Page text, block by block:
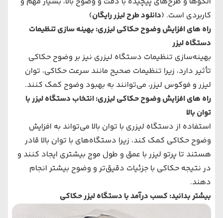
کاربردی است. (دانلود طرح لیزر رایگان)
راه های افزایش وضوح حکاکی لیزری: بهینه سازی تنظیمات
دستگاه لیزر
بهینه‌سازی تنظیمات دستگاه لیزری نیز بر وضوح حکاکی
تأثیر دارد، زیرا تنظیمات صحیح مانند سرعت حکاکی، توان
لیزر و فوکوس لیزر، می‌توانند به بهبود وضوح کمک کنند.
راه های افزایش وضوح حکاکی لیزری: انتخاب دستگاه لیزر با
توان بالا
استفاده از دستگاه لیزری با توان بالا می‌تواند به افزایش
وضوح حکاکی کمک کند، زیرا دستگاه‌های با توان بالا قادر
هستند تا پرتو لیزر با عمق و طول موج بیشتری ایجاد کنند و
در نتیجه حکاکی با جزئیات دقیق‌تر و وضوح بیشتر انجام
دهند.
بیشتر بدانید: کسب درآمد با دستگاه لیزر حکاکی